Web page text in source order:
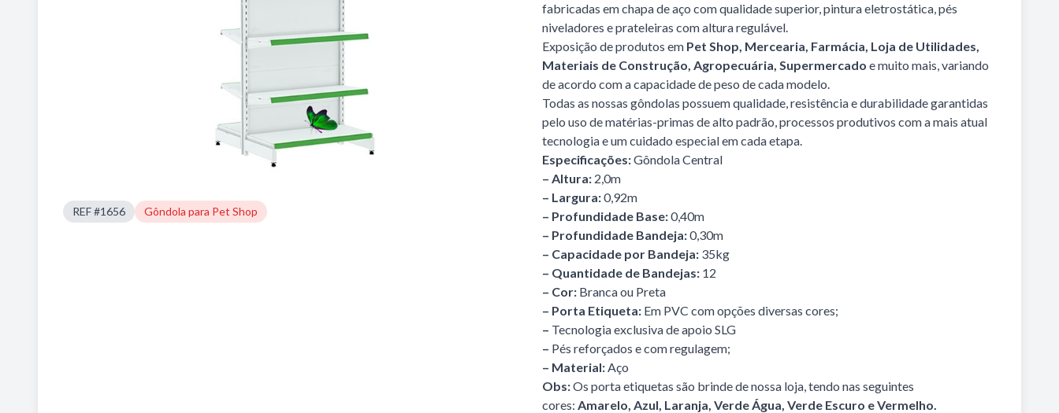
REF #1656 Gôndola para Pet Shop
fabricadas em chapa de aço com qualidade superior, pintura eletrostática, pés
niveladores e prateleiras com altura regulável.
Exposição de produtos em Pet Shop, Mercearia, Farmácia, Loja de Utilidades,
Materiais de Construção, Agropecuária, Supermercado e muito mais, variando
de acordo com a capacidade de peso de cada modelo.
Todas as nossas gôndolas possuem qualidade, resistência e durabilidade garantidas
pelo uso de matérias-primas de alto padrão, processos produtivos com a mais atual
tecnologia e um cuidado especial em cada etapa.
Especificações:Gôndola Central
– Altura: 2,0m
– Largura:0,92m
– Profundidade Base:0,40m
– Profundidade Bandeja:0,30m
– Capacidade por Bandeja: 35kg
– Quantidade de Bandejas: 12
– Cor: Branca ou Preta
– Porta Etiqueta: Em PVC com opções diversas cores;
– Tecnologia exclusiva de apoio SLG
– Pés reforçados e com regulagem;
– Material:Aço
Obs:Os porta etiquetas são brinde de nossa loja, tendo nas seguintes
cores: Amarelo, Azul, Laranja, Verde Água, Verde Escuro e Vermelho.